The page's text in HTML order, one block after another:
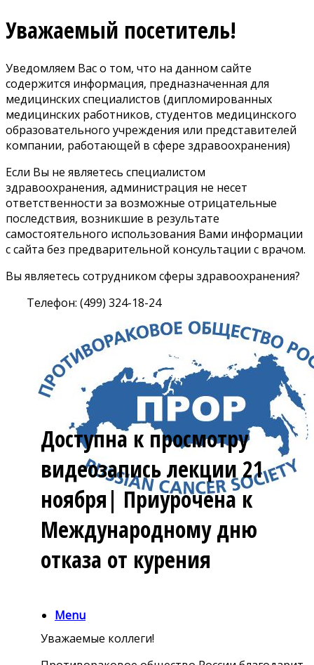
Уважаемый посетитель!
Уведомляем Вас о том, что на данном сайте
содержится информация, предназначенная для
медицинских специалистов (дипломированных
медицинских работников, студентов медицинского
образовательного учреждения или представителей
компании, работающей в сфере здравоохранения)
Если Вы не являетесь специалистом
здравоохранения, администрация не несет
ответственности за возможные отрицательные
последствия, возникшие в результате
самостоятельного использования Вами информации
с сайта без предварительной консультации с врачом.
Вы являетесь сотрудником сферы здравоохранения?
Телефон: (499) 324-18-24
Menu
Доступна к просмотру
видеозапись лекции 21
ноября| Приурочена к
Международному дню
отказа от курения
Уважаемые коллеги!